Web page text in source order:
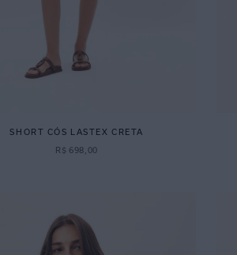
SHORT CÓS LASTEX CRETA
R$ 698 00